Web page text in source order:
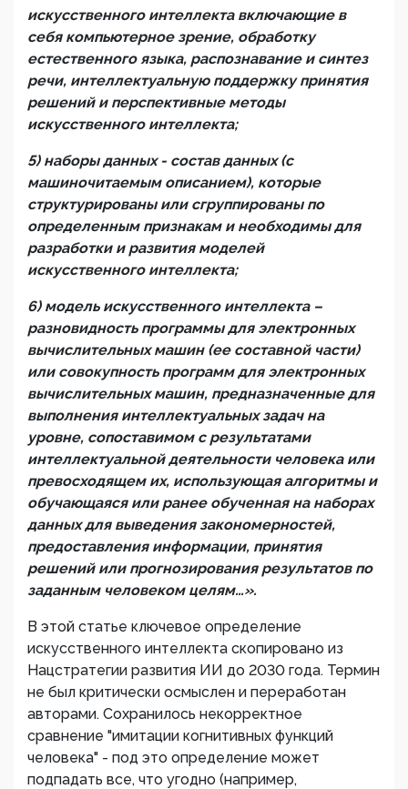
искусственного интеллекта включающиев
себя компьютерное зрение, обработку
естественного языка, распознавание и синтез
речи, интеллектуальную поддержку принятия
решений и перспективные методы
искусственного интеллекта;
5) наборы данных - состав данных(с
машиночитаемым описанием), которые
структурированы или сгруппированы по
определенным признакам и необходимы для
разработкии развитиямоделей
искусственного интеллекта;
6) модель искусственного интеллекта –
разновидность программыдля электронных
вычислительных машин (ее составнойчасти)
или совокупность программ для электронных
вычислительных машин, предназначенные для
выполнения интеллектуальных задач на
уровне, сопоставимом с результатами
интеллектуальной деятельностичеловека или
превосходящем их, использующая алгоритмы и
обучающаяся или ранее обученная на наборах
данных для выведения закономерностей,
предоставления информации, принятия
решений или прогнозирования результатовпо
заданным человеком целям…».
В этой статье ключевое определение
искусственного интеллекта скопировано из
Нацстратегии развития ИИ до 2030 года. Термин
не был критически осмыслен и переработан
авторами. Сохранилось некорректное
сравнение "имитации когнитивных функций
человека" - под это определение может
подпадать все, что угодно (например,